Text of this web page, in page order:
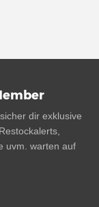
dir exklusive
uvm. warten auf